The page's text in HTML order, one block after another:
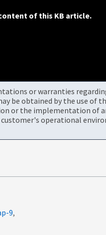
of this KB article.
or warranties
be obtained by the use of
or the implementation of
operational
9